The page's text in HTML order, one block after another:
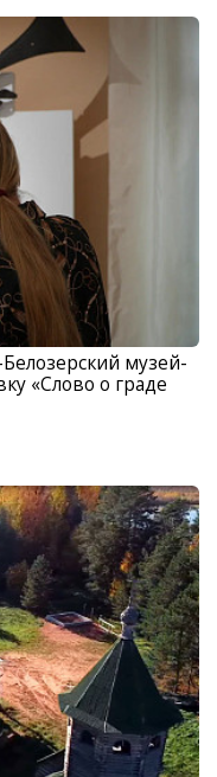
музей-
«Слово о граде